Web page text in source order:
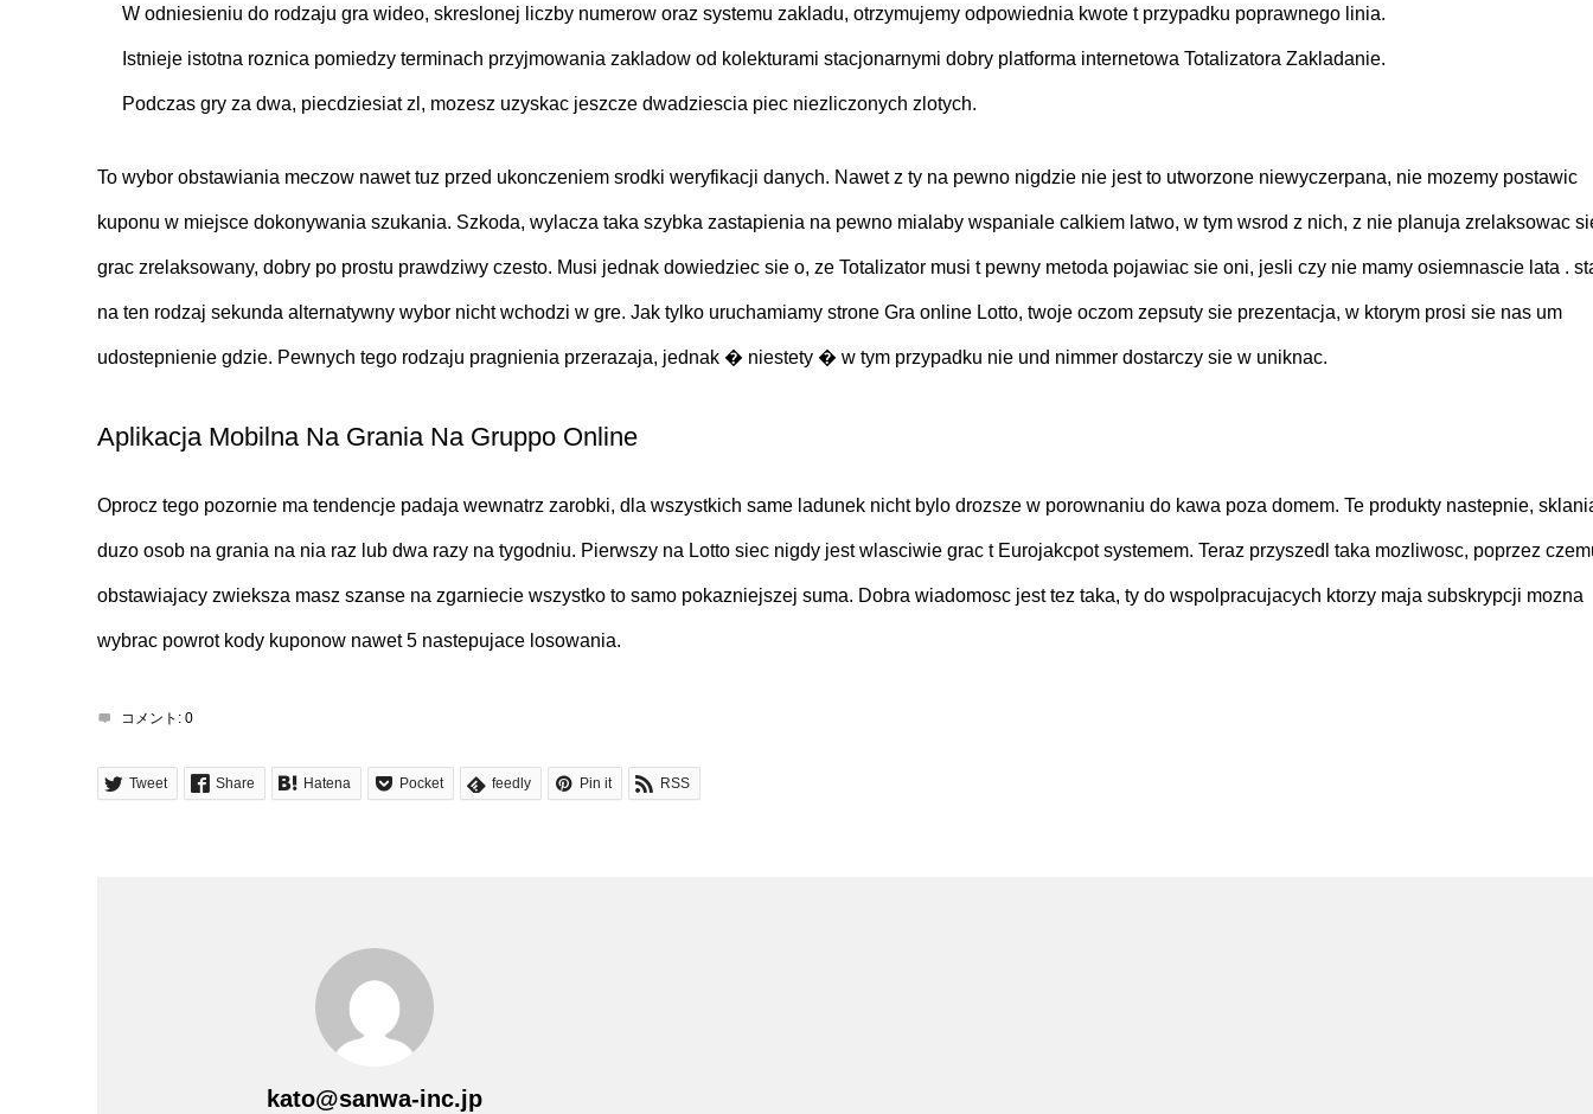
W odniesieniu do rodzaju gra wideo, skreslonej liczby numerow oraz systemu zakladu, otrzymujemy odpowiednia kwote t przypadku poprawnego linia.
Istnieje istotna roznica pomiedzy terminach przyjmowania zakladow od kolekturami stacjonarnymi dobry platforma internetowa Totalizatora Zakladanie.
Podczas gry za dwa, piecdziesiat zl, mozesz uzyskac jeszcze dwadziescia piec niezliczonych zlotych.
To wybor obstawiania meczow nawet tuz przed ukonczeniem srodki weryfikacji danych. Nawet z ty na pewno nigdzie nie jest to utworzone niewyczerpana, nie mozemy postawic
kuponu w miejsce dokonywania szukania. Szkoda, wylacza taka szybka zastapienia na pewno mialaby wspaniale calkiem latwo, w tym wsrod z nich, z nie planuja zrelaksowac
grac zrelaksowany, dobry po prostu prawdziwy czesto. Musi jednak dowiedziec sie o, ze Totalizator musi t pewny metoda pojawiac sie oni, jesli czy nie mamy osiemnascie lata .
na ten rodzaj sekunda alternatywny wybor nicht wchodzi w gre. Jak tylko uruchamiamy strone Gra online Lotto, twoje oczom zepsuty sie prezentacja, w ktorym prosi sie nas um
udostepnienie gdzie. Pewnych tego rodzaju pragnienia przerazaja, jednak � niestety � w tym przypadku nie und nimmer dostarczy sie w uniknac.
Aplikacja Mobilna Na Grania Na Gruppo Online
Oprocz tego pozornie ma tendencje padaja wewnatrz zarobki, dla wszystkich same ladunek nicht bylo drozsze w porownaniu do kawa poza domem. Te produkty nastepnie,
duzo osob na grania na nia raz lub dwa razy na tygodniu. Pierwszy na Lotto siec nigdy jest wlasciwie grac t Eurojakcpot systemem. Teraz przyszedl taka mozliwosc, poprzez
obstawiajacy zwieksza masz szanse na zgarniecie wszystko to samo pokazniejszej suma. Dobra wiadomosc jest tez taka, ty do wspolpracujacych ktorzy maja subskrypcji mozna
wybrac powrot kody kuponow nawet 5 nastepujace losowania.
コメント: 0
Tweet Share Hatena Pocket feedly Pin it RSS
kato@sanwa-inc.jp